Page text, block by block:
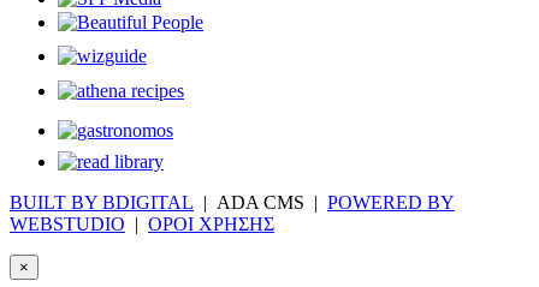
BUILT BY BDIGITAL | ADA CMS | POWERED BY
WEBSTUDIO | ΟΡΟΙ ΧΡΗΣΗΣ
×